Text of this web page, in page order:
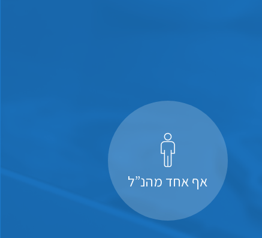
אף אחד מהנ”ל